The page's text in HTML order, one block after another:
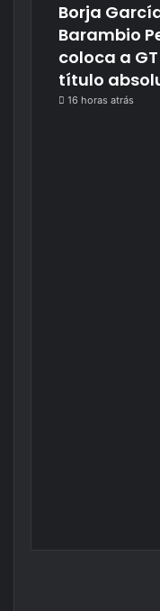
Borja
Barambio
coloca a
título
16 horas atrás